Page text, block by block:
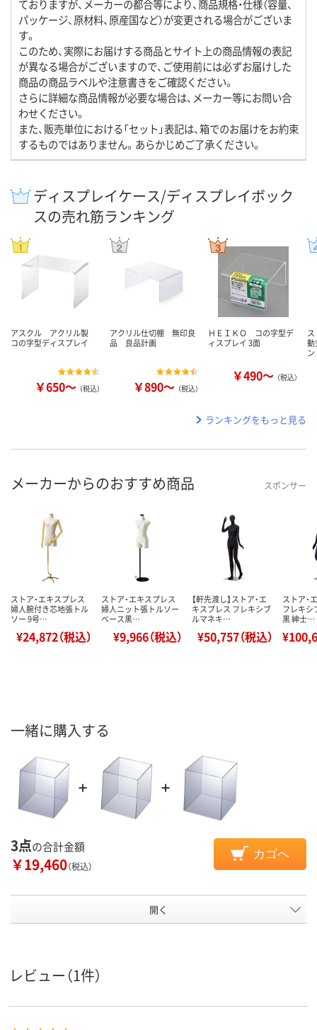
ておりますが、メーカーの都合等により、商品規格・仕様（容量、
パッケージ、原材料、原産国など）が変更される場合がございま
す。
このため、実際にお届けする商品とサイト上の商品情報の表記
が異なる場合がございますので、ご使用前には必ずお届けした
商品の商品ラベルや注意書きをご確認ください。
さらに詳細な商品情報が必要な場合は、メーカー等にお問い合
わせください。
また、販売単位における「セット」表記は、箱でのお届けをお約束
するものではありません。あらかじめご了承ください。
ディスプレイケース/ディスプレイボック
スの売れ筋ランキング
アスクル アクリル製
コの字型ディスプレイ
￥650～ （税込）
アクリル仕切棚 無印良
品 良品計画
￥890～ （税込）
ＨＥＩＫＯ コの字型デ
ィスプレイ 3面
￥490～ （税込）
動
ランキングをもっと見る
メーカーからのおすすめ商品 スポンサー
ストア・エキスプレス
婦人腕付き芯地張トル
ソー 9号…
¥24,872（税込）
ストア・エキスプレス
婦人ニット張トルソー
ベース黒…
¥9,966（税込）
【軒先渡し】ストア・エ
キスプレス フレキシブ
ルマネキ…
¥50,757（税込）
ストア・
フレキシ
黒 紳士…
一緒に購入する
3点の合計金額
￥19,460（税込）
カゴへ
開く
レビュー（1件）